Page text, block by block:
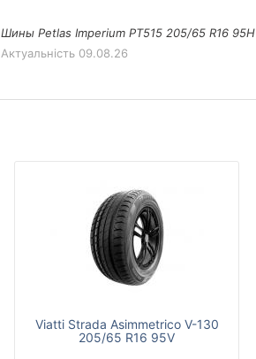
Шины Petlas Imperium PT515 205/65 R16 95H
Актуальність 09.08.26
Viatti Strada Asimmetrico V-130
205/65 R16 95V